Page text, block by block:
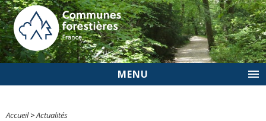
MENU
Accueil>Actualités